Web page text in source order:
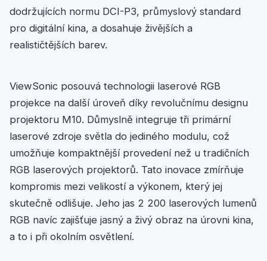
dodržujících normu DCI-P3, průmyslový standard
pro digitální kina, a dosahuje živějších a
realističtějších barev.
ViewSonic posouvá technologii laserové RGB
projekce na další úroveň díky revolučnímu designu
projektoru M10. Důmyslně integruje tři primární
laserové zdroje světla do jediného modulu, což
umožňuje kompaktnější provedení než u tradičních
RGB laserových projektorů. Tato inovace zmírňuje
kompromis mezi velikostí a výkonem, který jej
skutečně odlišuje. Jeho jas 2 200 laserových lumenů
RGB navíc zajišťuje jasný a živý obraz na úrovni kina,
a to i při okolním osvětlení.